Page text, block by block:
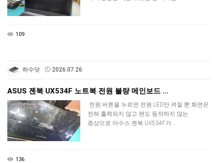
109
하수닷 2026.07.26
ASUS 젠북 UX534F 노트북 전원 불량 메인보드 …
전원 버튼을 누르면 전원 LED만 켜질 뿐 화면은
전혀 출력되지 않고 팬도 동작하지 않는
증상으로 아수스 젠북 UX534F가…
136